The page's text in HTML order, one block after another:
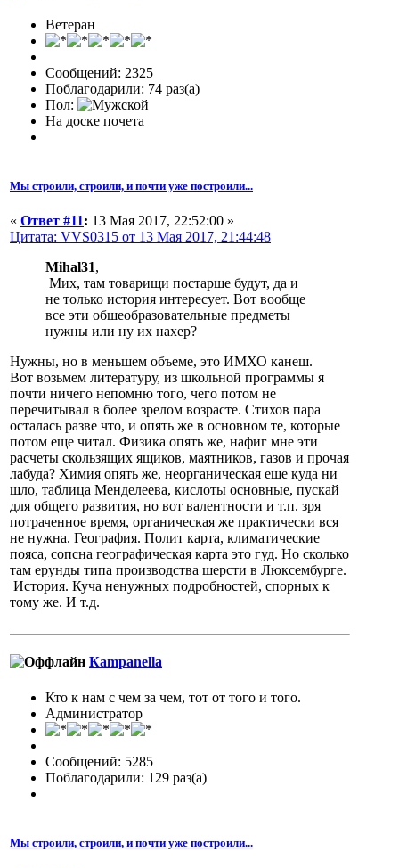
Ветеран
Сообщений: 2325
Поблагодарили: 74 раз(а)
Пол:
На доске почета
Мы строили, строили, и почти уже построили...
« Ответ #11: 13 Мая 2017, 22:52:00 »
Цитата: VVS0315 от 13 Мая 2017, 21:44:48
Mihal31,
Мих, там товарищи постарше будут, да и
не только история интересует. Вот вообще
все эти обшеобразовательные предметы
нужны или ну их нахер?
Нужны, но в меньшем объеме, это ИМХО канеш.
Вот возьмем литературу, из школьной программы я
почти ничего непомню того, чего потом не
перечитывал в более зрелом возрасте. Стихов пара
осталась разве что, и опять же в основном те, которые
потом еще читал. Физика опять же, нафиг мне эти
расчеты скользящих ящиков, маятников, газов и прочая
лабуда? Химия опять же, неорганическая еще куда ни
шло, таблица Менделеева, кислоты основные, пускай
для общего развития, но вот валентности и т.п. зря
потраченное время, органическая же практически вся
не нужна. География. Полит карта, климатические
пояса, сопсна географическая карта это гуд. Но сколько
там ерунды типа производства шерсти в Люксембурге.
История. Куча ненужных подробностей, спорных к
тому же. И т.д.
Кampanella
Кто к нам с чем за чем, тот от того и того.
Администратор
Сообщений: 5285
Поблагодарили: 129 раз(а)
Мы строили, строили, и почти уже построили...